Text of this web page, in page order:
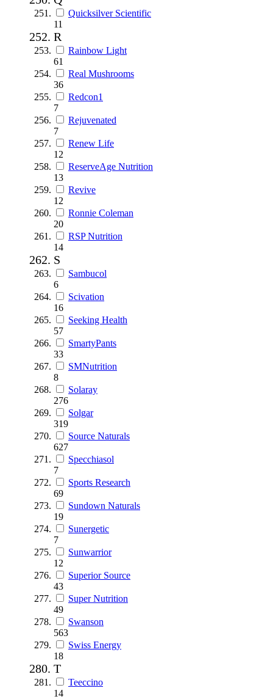
Quicksilver Scientific
11
R
Rainbow Light
61
Real Mushrooms
36
Redcon1
7
Rejuvenated
7
Renew Life
12
ReserveAge Nutrition
13
Revive
12
Ronnie Coleman
20
RSP Nutrition
14
S
Sambucol
6
Scivation
16
Seeking Health
57
SmartyPants
33
SMNutrition
8
Solaray
276
Solgar
319
Source Naturals
627
Specchiasol
7
Sports Research
69
Sundown Naturals
19
Sunergetic
7
Sunwarrior
12
Superior Source
43
Super Nutrition
49
Swanson
563
Swiss Energy
18
T
Teeccino
14